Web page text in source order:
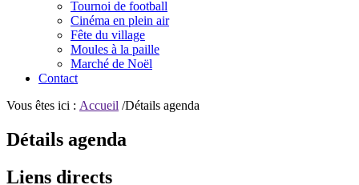
Tournoi de football
Cinéma en plein air
Fête du village
Moules à la paille
Marché de Noël
Contact
Vous êtes ici : Accueil /Détails agenda
Détails agenda
Liens directs